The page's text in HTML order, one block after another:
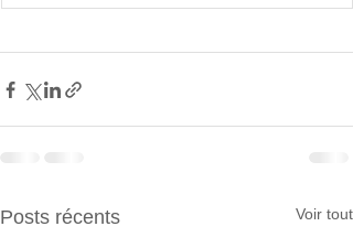
Posts récents Voir tout